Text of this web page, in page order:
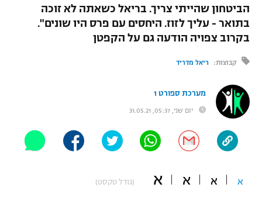
לוח שידורים
ברחבה
"מעל הליגה" – פודקאסט
"מחצית בשכונה" – פודקאסט
הפועל באר שבע
מכבי נתניה
בני יהודה
ליגה סינית
ליגה ברזילאית
ליגות נוספות
אגרוף
ספורט אולימפי
היאבקות WWE
אופניים
כדורמים
הביטחון שהייתי צריך. בריאל כשאתה לא זוכה
בתואר - עליך לזוז. היחסים עם פרס היו שונים".
בקרוב צפויה הודעה גם על הקפטן
קבוצות: ריאל מדריד
מערכת ספורט 1
יום שני, 05:37, 31.05.21
א א א א (גודל טקסט)